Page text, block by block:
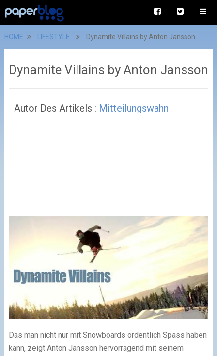
HOME LIFESTYLE Dynamite Villains by Anton Jansson
Dynamite Villains by Anton Jansson
Autor Des Artikels : Mitteilungswahn
Das man nicht nur mit Snowboards ordentlich Spass haben
kann, zeigt Anton Jansson hervorragend mit seinem